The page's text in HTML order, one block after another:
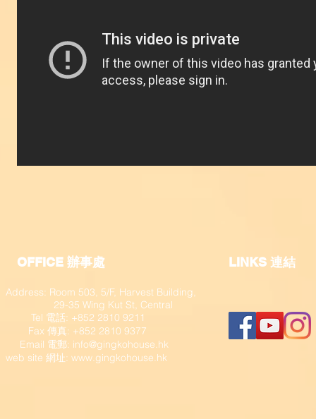
OFFICE 辦事處
Address: Room 503, 5/F, Harvest Building,
29-35 Wing Kut St, Central
Tel 電話: +852 2810 9211
Fax 傳真: +852 2810 9377
​ Email 電郵: info@gingkohouse.hk
web site 網址: www.gingkohouse.hk
​LINKS 連結